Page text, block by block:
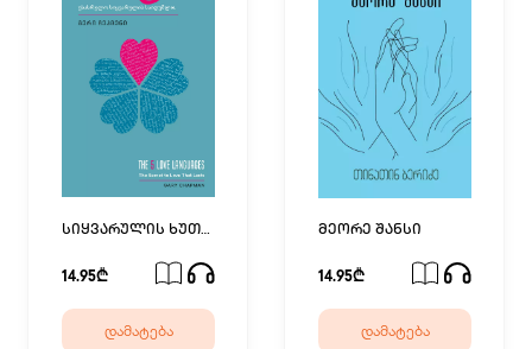
სიყვარულის ხუთი
14.95₾
დამატება
მეორე შანსი
14.95₾
დამატება